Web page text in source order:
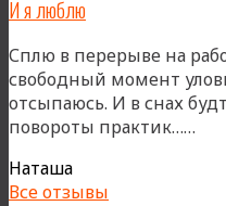
И я люблю
Сплю в перерыве на
свободный момент
отсыпаюсь. И в снах
повороты практик……
Наташа
Все отзывы